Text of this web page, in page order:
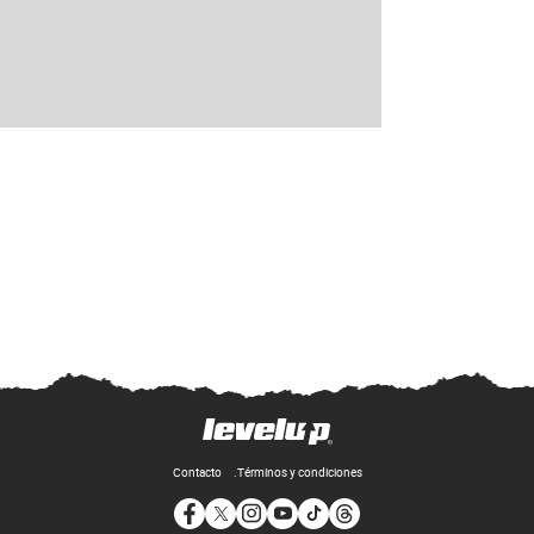
Contacto Términos y condiciones
Opens in new window
Opens in new window
Opens in new window
Opens in new window
Opens in new window
Opens in new window